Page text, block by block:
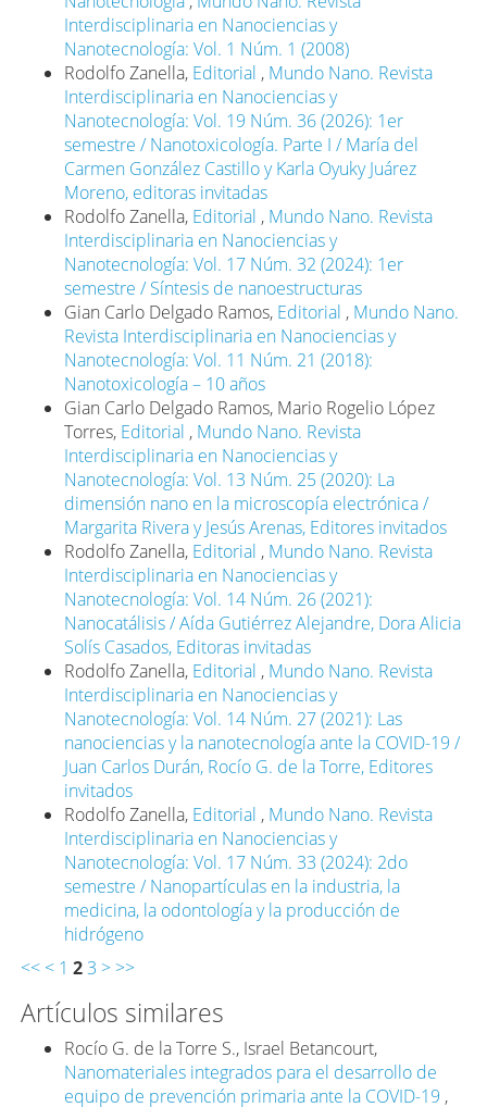
Scott; Chan, Timothy et al. 2021. COVID-19 and
Cardiovascular disease. Circulation Research, 128(8):
1214-1236.
https://doi.org/10.1161/CIRCRESAHA.121.317997
DOI:
https://doi.org/10.1161/CIRCRESAHA.121.317997
CIMAV. 2008. Diagnóstico y prospectiva de la
nanotecnología en México. FUNTEC-SE. México.
http://www.2006-
2012.economia.gob.mx/files/comunidad_negocios/
De la Torre, Rocío G. y Betancourt, Israel. 2020.
Nanomateriales integrados para el desarrollo de
equipo de prevención primaria ante el Covid-19.
Mundo Nano. Revista Interdisciplinaria en
Nanociencias y Nanotecnología, 14(27): 1e-18e.
https://doi.org/10.22201/ceiich.24485691e.2021.27.69652
DOI:
https://doi.org/10.22201/ceiich.24485691e.2021.27.69652
Delgado Ramos, Gian Carlo y López García, David.
2020. Las ciudades ante el COVID-19: nuevas
direcciones para la investigación urbana y las políticas
públicas. PCTU-INGSA. CDMX, México.
https://zenodo.org/record/3894075/files/
19.pdf?download=1
Durán Álvarez, Juan C.; Martínez Avelar, Carolina y
Mejía Almaguer, Daniel. 2020. El papel de la
nanociencia y la nanotecnología en el marco de la
pandemia de Covid-19. Mundo Nano. Revista
Interdisciplinaria en Nanociencias y Nanotecnología,
14(27): 1e-29e.
https://doi.org/10.22201/ceiich.24485691e.2021.27.69647
DOI:
https://doi.org/10.22201/ceiich.24485691e.2021.27.69647
Florindo, Helena; Kleiner, Ron; Vaskovich-Koubi,
Daniella; Acúrcio, Rita et al. 2020. Immune-mediated
approaches against COVID-19. Nature
Nanotechnology, 15: 630-645.
https://doi.org/10.1038/s41565-020-0732-3
https://doi.org/10.1038/s41565-020-0732-3
FMI. 2021. World Economic Outlook: Managing
divergent recoveries. Fondo Monetario Internacional.
https://www.imf.org/en/Publications/WEO/Issues/2021/
economic-outlook-april-2021
Interdisciplinaria en Nanociencias y
Nanotecnología: Vol. 1 Núm. 1 (2008)
Rodolfo Zanella, Editorial , Mundo Nano. Revista
Interdisciplinaria en Nanociencias y
Nanotecnología: Vol. 19 Núm. 36 (2026): 1er
semestre / Nanotoxicología. Parte I / María del
Carmen González Castillo y Karla Oyuky Juárez
Moreno, editoras invitadas
Rodolfo Zanella, Editorial , Mundo Nano. Revista
Interdisciplinaria en Nanociencias y
Nanotecnología: Vol. 17 Núm. 32 (2024): 1er
semestre / Síntesis de nanoestructuras
Gian Carlo Delgado Ramos, Editorial , Mundo Nano.
Revista Interdisciplinaria en Nanociencias y
Nanotecnología: Vol. 11 Núm. 21 (2018):
Nanotoxicología – 10 años
Gian Carlo Delgado Ramos, Mario Rogelio López
Torres, Editorial , Mundo Nano. Revista
Interdisciplinaria en Nanociencias y
Nanotecnología: Vol. 13 Núm. 25 (2020): La
dimensión nano en la microscopía electrónica /
Margarita Rivera y Jesús Arenas, Editores invitados
Rodolfo Zanella, Editorial , Mundo Nano. Revista
Interdisciplinaria en Nanociencias y
Nanotecnología: Vol. 14 Núm. 26 (2021):
Nanocatálisis / Aída Gutiérrez Alejandre, Dora Alicia
Solís Casados, Editoras invitadas
Rodolfo Zanella, Editorial , Mundo Nano. Revista
Interdisciplinaria en Nanociencias y
Nanotecnología: Vol. 14 Núm. 27 (2021): Las
nanociencias y la nanotecnología ante la COVID-19 /
Juan Carlos Durán, Rocío G. de la Torre, Editores
invitados
Rodolfo Zanella, Editorial , Mundo Nano. Revista
Interdisciplinaria en Nanociencias y
Nanotecnología: Vol. 17 Núm. 33 (2024): 2do
semestre / Nanopartículas en la industria, la
medicina, la odontología y la producción de
hidrógeno
<< < 1 2 3 > >>
Artículos similares
Rocío G. de la Torre S., Israel Betancourt,
Nanomateriales integrados para el desarrollo de
equipo de prevención primaria ante la COVID-19 ,